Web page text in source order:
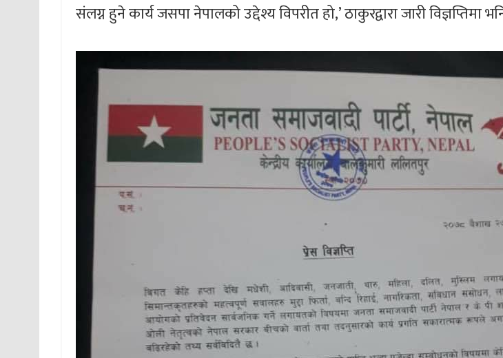
संलग्न हुने कार्य जसपा नेपालको उद्देश्य विपरीत हो,’ ठाकुरद्वारा जारी विज्ञप्तिमा